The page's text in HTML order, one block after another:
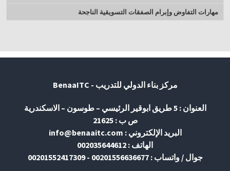
مهارات التفاوض وإبرام الصفقات التسويقية الناجحة
مركز بناء الدولي للتدريب - BenaaITC
العنوان : 5 طريق ابوقير الرئيسي – طوسون – الاسكندرية
ص ب : 21625
البريد الإلكتروني : info@benaaitc.com
الهاتف : 002035644612
جوال / واتساب : 00201556636677 - 00201552417309